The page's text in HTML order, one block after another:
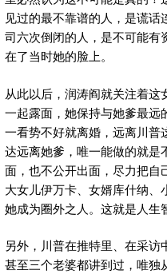
见过的最不靠谱的人，是谎
司六次倒闭的人，是不可能有
在了当时她的脸上。
从此以后，润涛阎就关注着
一起露面，她保持与她爹最
一看势不好就离婚，远离川
达远离她爹，唯一能做的就
面，也不公开出面，尽力把自
大女儿伊万卡、女婿库什纳
她成为圈外之人。这就是人生
另外，川普在推特里、在采
甚至三个老婆都讲到过，唯